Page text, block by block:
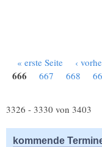
Seiten
« erste Seite ‹
666 667 668
3326 - 3330 von 3403
kommende